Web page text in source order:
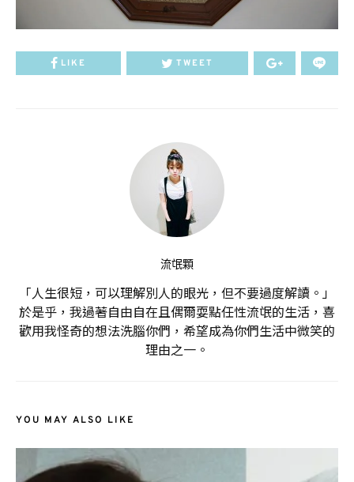
LIKE TWEET
流氓顆
「人生很短，可以理解別人的眼光，但不要過度解讀。」
於是乎，我過著自由自在且偶爾耍點任性流氓的生活，喜
歡用我怪奇的想法洗腦你們，希望成為你們生活中微笑的
理由之一。
YOU MAY ALSO LIKE